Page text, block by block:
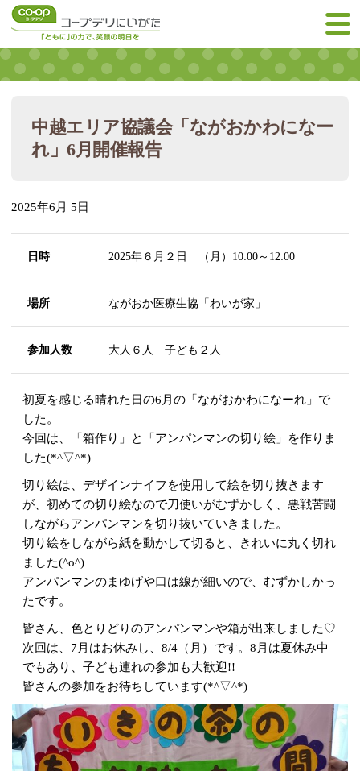
中越エリア協議会「ながおかわになー
れ」6月開催報告
2025年6月 5日
日時 2025年６月２日 （月）10:00～12:00
場所 ながおか医療生協「わいが家」
参加人数 大人６人 子ども２人
初夏を感じる晴れた日の6月の「ながおかわになーれ」で
した。
今回は、「箱作り」と「アンパンマンの切り絵」を作りま
した(*^▽^*)
切り絵は、デザインナイフを使用して絵を切り抜きます
が、初めての切り絵なので刀使いがむずかしく、悪戦苦闘
しながらアンパンマンを切り抜いていきました。
切り絵をしながら紙を動かして切ると、きれいに丸く切れ
ました(^o^)
アンパンマンのまゆげや口は線が細いので、むずかしかっ
たです。
皆さん、色とりどりのアンパンマンや箱が出来しました♡
次回は、7月はお休みし、8/4（月）です。8月は夏休み中
でもあり、子ども連れの参加も大歓迎!!
皆さんの参加をお待ちしています(*^▽^*)